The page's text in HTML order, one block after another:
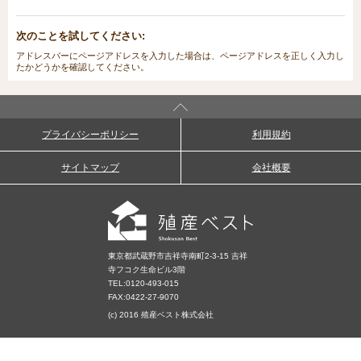
次のことを試してください:
アドレスバーにページアドレスを入力した場合は、ページアドレスを正しく入力し
たかどうかを確認してください。
プライバシーポリシー 利用規約
サイトマップ 会社概要
東京都武蔵野市吉祥寺南町2-3-15 吉祥
寺フコク生命ビル3階
TEL:0120-493-015
FAX:0422-27-9070
(c) 2016 殖産ベスト株式会社